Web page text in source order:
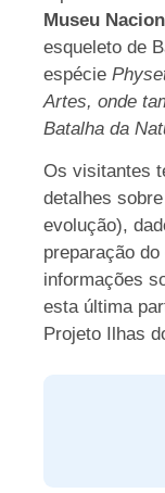
Museu
esqueleto de
espécie
Artes, onde
Batalha da
Os visitantes
detalhes
evolução),
preparação
informações
esta última
Projeto Ilhas